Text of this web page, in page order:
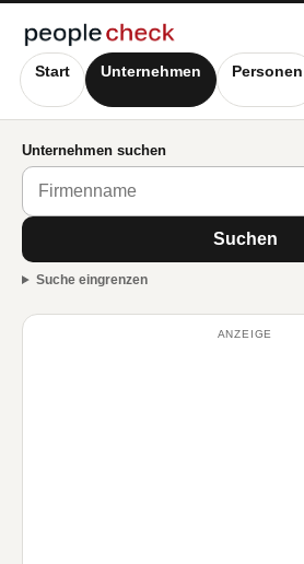
Start Unternehmen Personen
Unternehmen suchen
Suchen
Suche eingrenzen
ANZEIGE